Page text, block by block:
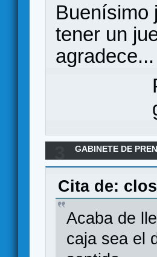
Buenísimo
tener un
agradece...
GABINETE DE
wargames
Cita de:
Acaba de
caja sea el